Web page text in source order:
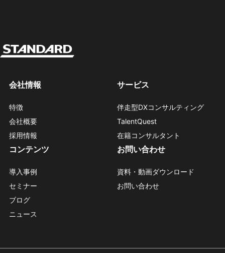
会社情報
特徴
会社概要
採用情報
サービス
伴走型DXコンサルティング
TalentQuest
在籍コンサルタント
コンテンツ
導入事例
セミナー
ブログ
ニュース
お問い合わせ
資料・動画ダウンロード
お問い合わせ